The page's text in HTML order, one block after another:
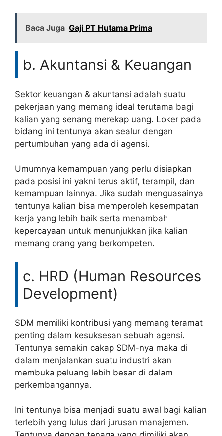
Baca Juga Gaji PT Hutama Prima
b. Akuntansi & Keuangan
Sektor keuangan & akuntansi adalah suatu
pekerjaan yang memang ideal terutama bagi
kalian yang senang merekap uang. Loker pada
bidang ini tentunya akan sealur dengan
pertumbuhan yang ada di agensi.
Umumnya kemampuan yang perlu disiapkan
pada posisi ini yakni terus aktif, terampil, dan
kemampuan lainnya. Jika sudah menguasainya
tentunya kalian bisa memperoleh kesempatan
kerja yang lebih baik serta menambah
kepercayaan untuk menunjukkan jika kalian
memang orang yang berkompeten.
c. HRD (Human Resources
Development)
SDM memiliki kontribusi yang memang teramat
penting dalam kesuksesan sebuah agensi.
Tentunya semakin cakap SDM-nya maka di
dalam menjalankan suatu industri akan
membuka peluang lebih besar di dalam
perkembangannya.
Ini tentunya bisa menjadi suatu awal bagi kalian
terlebih yang lulus dari jurusan manajemen.